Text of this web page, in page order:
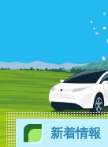
新着情報